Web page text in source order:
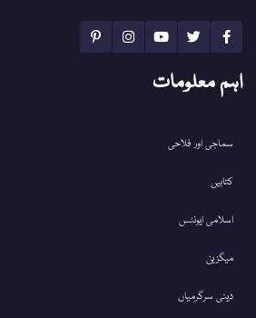
اہم معلومات
سماجی اور فلاحی
کتابیں
اسلامی ایونٹس
میگزین
دینی سرگرمیاں